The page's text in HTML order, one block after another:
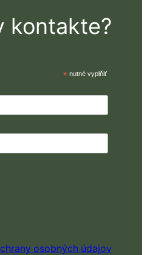
kontakte?
* nutné vyplňiť
osobných údajov